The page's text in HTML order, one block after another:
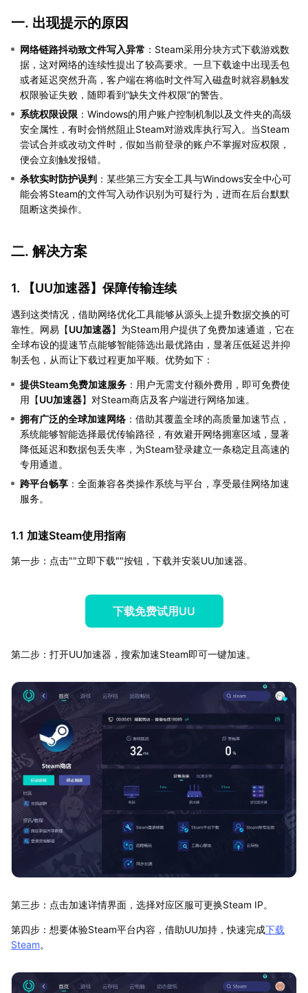
一. 出现提示的原因
网络链路抖动致文件写入异常 ：Steam采用分块方式下载游戏数
据，这对网络的连续性提出了较高要求。一旦下载途中出现丢包
或者延迟突然升高，客户端在将临时文件写入磁盘时就容易触发
权限验证失败，随即看到“缺失文件权限”的警告。
系统权限设限 ：Windows的用户账户控制机制以及文件夹的高级
安全属性，有时会悄然阻止Steam对游戏库执行写入。当Steam
尝试合并或改动文件时，假如当前登录的账户不掌握对应权限，
便会立刻触发报错。
杀软实时防护误判 ：某些第三方安全工具与Windows安全中心可
能会将Steam的文件写入动作识别为可疑行为，进而在后台默默
阻断这类操作。
二. 解决方案
1. 【UU加速器】保障传输连续
遇到这类情况，借助网络优化工具能够从源头上提升数据交换的可
靠性。网易【UU加速器】为Steam用户提供了免费加速通道，它在
全球布设的提速节点能够智能筛选出最优路由，显著压低延迟并抑
制丢包，从而让下载过程更加平顺。优势如下：
提供Steam免费加速服务 ：用户无需支付额外费用，即可免费使
用【UU加速器】对Steam商店及客户端进行网络加速。
拥有广泛的全球加速网络 ：借助其覆盖全球的高质量加速节点，
系统能够智能选择最优传输路径，有效避开网络拥塞区域，显著
降低延迟和数据包丢失率，为Steam登录建立一条稳定且高速的
专用通道。
跨平台畅享 ：全面兼容各类操作系统与平台，享受最佳网络加速
服务。
1.1 加速Steam使用指南
第一步：点击""立即下载""按钮，下载并安装UU加速器。
下载免费试用UU
第二步：打开UU加速器，搜索加速Steam即可一键加速。
第三步：点击加速详情界面，选择对应区服可更换Steam IP。
第四步：想要体验Steam平台内容，借助UU加持，快速完成下载
Steam。